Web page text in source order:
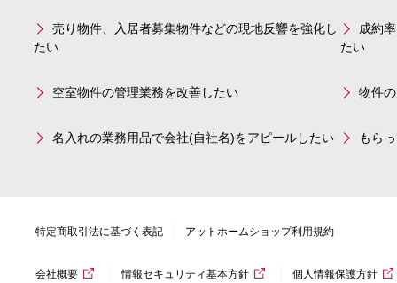
売り物件、入居者募集物件などの現地反響を強化し
たい
成約
たい
空室物件の管理業務を改善したい 物件
名入れの業務用品で会社(自社名)をアピールしたい もら
特定商取引法に基づく表記 アットホームショップ利用規約
会社概要 情報セキュリティ基本方針 個人情報保護方針